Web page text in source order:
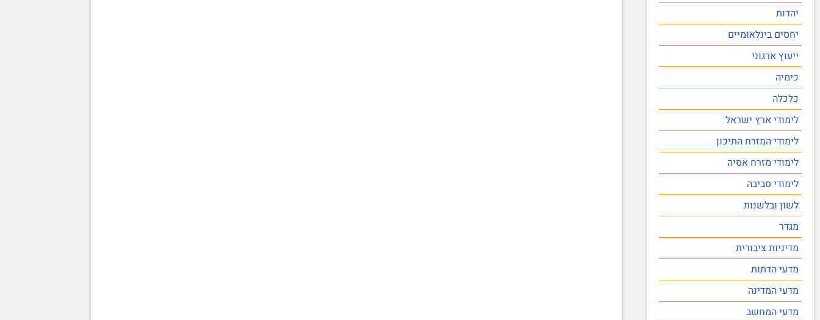
יהדות
יחסים בינלאומיים
ייעוץ ארגוני
כימיה
כלכלה
לימודי ארץ ישראל
לימודי המזרח התיכון
לימודי מזרח אסיה
לימודי סביבה
לשון ובלשנות
מגדר
מדיניות ציבורית
מדעי הדתות
מדעי המדינה
מדעי המחשב